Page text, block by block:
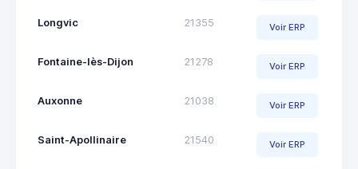
Longvic 21355 Voir ERP
Fontaine-lès-Dijon 21278 Voir ERP
Auxonne 21038 Voir ERP
Saint-Apollinaire 21540 Voir ERP